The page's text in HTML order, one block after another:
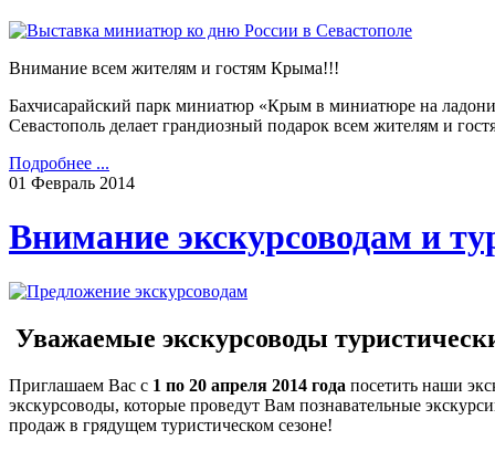
Внимание всем жителям и гостям Крыма!!!
Бахчисарайский парк миниатюр «Крым в миниатюре на
Севастополь делает грандиозный подарок всем жителям и
Подробнее ...
01 Февраль 2014
Внимание экскурсоводам и
Уважаемые экскурсоводы
Приглашаем Вас с 1 по 20 апреля 2014 года посетить наши
экскурсоводы, которые проведут Вам познавательные
продаж в грядущем туристическом сезоне!